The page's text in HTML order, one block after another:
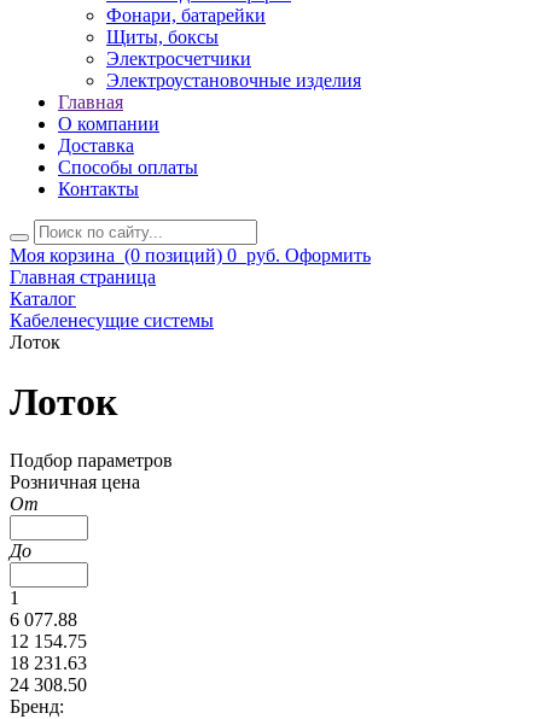
Фонари, батарейки
Щиты, боксы
Электросчетчики
Электроустановочные изделия
Главная
О компании
Доставка
Способы оплаты
Контакты
Моя корзина (0 позиций) 0 руб. Оформить
Главная страница
Каталог
Кабеленесущие системы
Лоток
Лоток
Подбор параметров
Розничная цена
От
До
1
6 077.88
12 154.75
18 231.63
24 308.50
Бренд: